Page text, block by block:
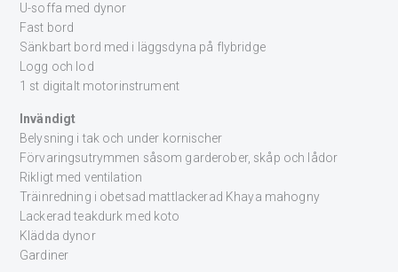
U-soffa med dynor
Fast bord
Sänkbart bord med i läggsdyna på flybridge
Logg och lod
1 st digitalt motorinstrument
Invändigt
Belysning i tak och under kornischer
Förvaringsutrymmen såsom garderober, skåp och lådor
Rikligt med ventilation
Träinredning i obetsad mattlackerad Khaya mahogny
Lackerad teakdurk med koto
Klädda dynor
Gardiner